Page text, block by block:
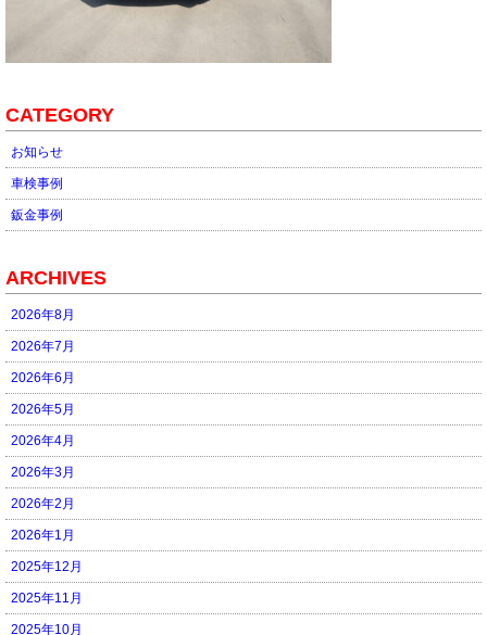
CATEGORY
お知らせ
車検事例
鈑金事例
ARCHIVES
2026年8月
2026年7月
2026年6月
2026年5月
2026年4月
2026年3月
2026年2月
2026年1月
2025年12月
2025年11月
2025年10月